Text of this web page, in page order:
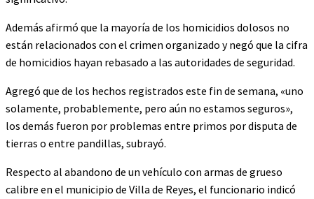
Además afirmó que la mayoría de los homicidios dolosos no
están relacionados con el crimen organizado y negó que la cifra
de homicidios hayan rebasado a las autoridades de seguridad.
Agregó que de los hechos registrados este fin de semana, «uno
solamente, probablemente, pero aún no estamos seguros»,
los demás fueron por problemas entre primos por disputa de
tierras o entre pandillas, subrayó.
Respecto al abandono de un vehículo con armas de grueso
calibre en el municipio de Villa de Reyes, el funcionario indicó